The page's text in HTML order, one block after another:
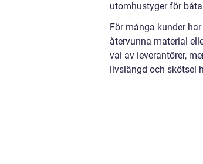
utomhustyger för
För många kunder
återvunna material
val av leverantörer,
livslängd och skötsel